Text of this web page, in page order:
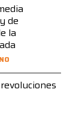
de
la